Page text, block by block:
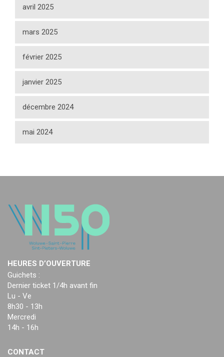
avril 2025
mars 2025
février 2025
janvier 2025
décembre 2024
mai 2024
HEURES D’OUVERTURE
Guichets :
Dernier ticket 1/4h avant fin
Lu - Ve
8h30 - 13h
Mercredi
14h - 16h
CONTACT